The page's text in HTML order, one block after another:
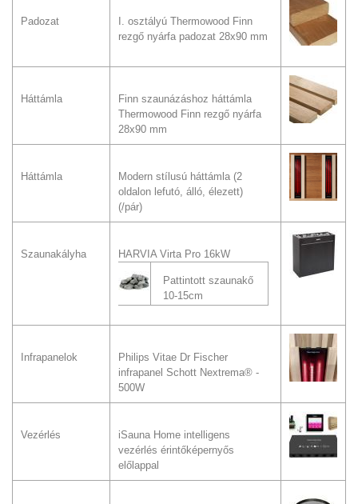
Padozat
I. osztályú Thermowood Finn
rezgő nyárfa padozat 28x90 mm
Háttámla
Finn szaunázáshoz háttámla
Thermowood Finn rezgő nyárfa
28x90 mm
Háttámla
Modern stílusú háttámla (2
oldalon lefutó, álló, élezett)
(/pár)
Szaunakályha HARVIA Virta Pro 16kW
Pattintott szaunakő
10-15cm
Infrapanelok
Philips Vitae Dr Fischer
infrapanel Schott Nextrema® -
500W
Vezérlés
iSauna Home intelligens
vezérlés érintőképernyős
előlappal